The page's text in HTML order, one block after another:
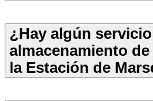
¿Hay algún
almacenamiento
la Estación de